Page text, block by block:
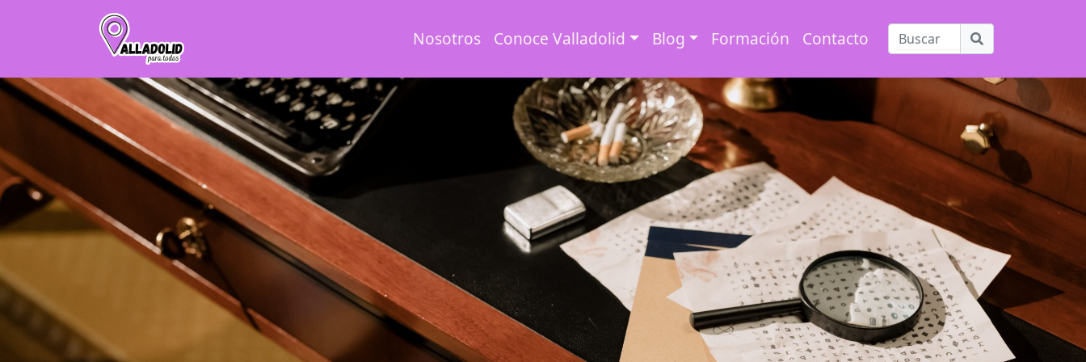
Nosotros Conoce Valladolid Blog Formación Contacto